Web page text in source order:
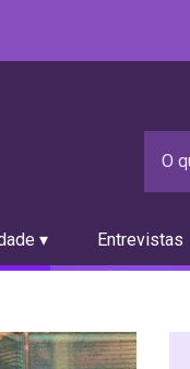
▾ Entrevistas